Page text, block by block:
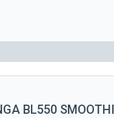
BL550